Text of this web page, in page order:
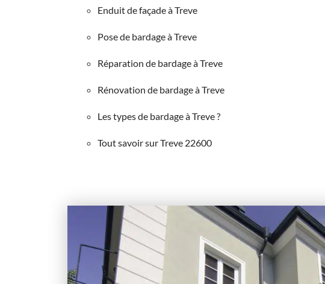
Enduit de façade à Treve
Pose de bardage à Treve
Réparation de bardage à Treve
Rénovation de bardage à Treve
Les types de bardage à Treve ?
Tout savoir sur Treve 22600